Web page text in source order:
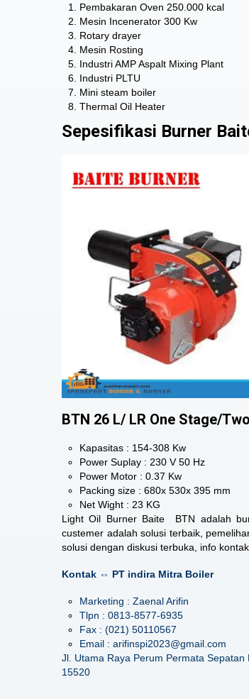
Pembakaran Oven 250.000 kcal
Mesin Incenerator 300 Kw
Rotary drayer
Mesin Rosting
Industri AMP Aspalt Mixing Plant
Industri PLTU
Mini steam boiler
Thermal Oil Heater
Sepesifikasi Burner
BTN 26 L/ LR One Stage/
Kapasitas : 154-308 Kw
Power Suplay : 230 V 50 Hz
Power Motor : 0.37 Kw
Packing size : 680x 530x 395 mm
Net Wight : 23 KG
Light Oil Burner Baite BTN adalah
custemer adalah solusi terbaik,
solusi dengan diskusi terbuka, info
Kontak ⇔ PT indira Mitra Boiler
Marketing : Zaenal Arifin
Tlpn : 0813-8577-6935
Fax : (021) 50110567
Email : arifinspi2023@gmail.com
Jl. Utama Raya Perum Permata
15520